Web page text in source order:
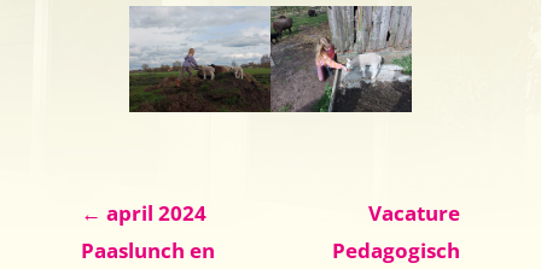
Berichtnavigatie
← april 2024
Paaslunch en
Vacature
Pedagogisch